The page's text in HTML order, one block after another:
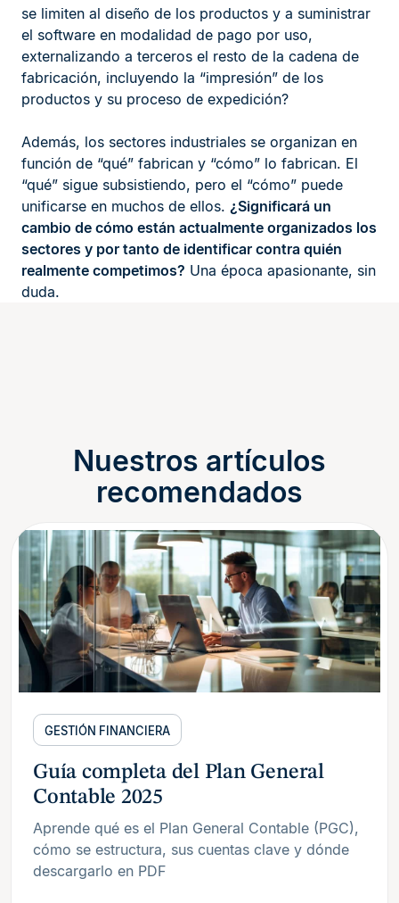
se limiten al diseño de los productos y a suministrar
el software en modalidad de pago por uso,
externalizando a terceros el resto de la cadena de
fabricación, incluyendo la “impresión” de los
productos y su proceso de expedición?
Además, los sectores industriales se organizan en
función de “qué” fabrican y “cómo” lo fabrican. El
“qué” sigue subsistiendo, pero el “cómo” puede
unificarse en muchos de ellos. ¿Significará un
cambio de cómo están actualmente organizados los
sectores y por tanto de identificar contra quién
realmente competimos? Una época apasionante, sin
duda.
Nuestros artículos
recomendados
GESTIÓN FINANCIERA
Guía completa del Plan General
Contable 2025
Aprende qué es el Plan General Contable (PGC),
cómo se estructura, sus cuentas clave y dónde
descargarlo en PDF